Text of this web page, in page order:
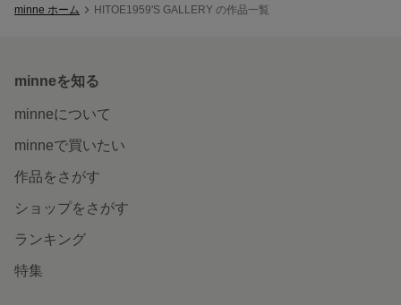
minne ホーム HITOE1959'S GALLERY の作品一覧
minneを知る
minneについて
minneで買いたい
作品をさがす
ショップをさがす
ランキング
特集